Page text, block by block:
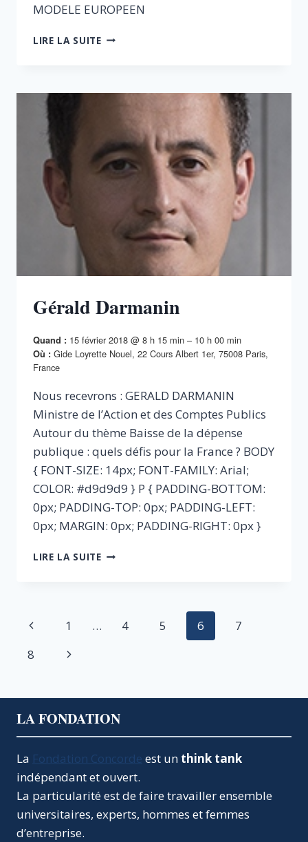
MODELE EUROPEEN
LIRE LA SUITECHRISTIAN
Gérald Darmanin
Quand : 15 février 2018 @ 8 h 15 min – 10 h 00 min
Où : Gide Loyrette Nouel, 22 Cours Albert 1er, 75008 Paris,
France
Nous recevrons : GERALD DARMANIN
Ministre de l’Action et des Comptes Publics
Autour du thème Baisse de la dépense
publique : quels défis pour la France ? BODY
{ FONT-SIZE: 14px; FONT-FAMILY: Arial;
COLOR: #d9d9d9 } P { PADDING-BOTTOM:
0px; PADDING-TOP: 0px; PADDING-LEFT:
0px; MARGIN: 0px; PADDING-RIGHT: 0px }
LIRE LA SUITEGÉRALD
Navigation
de
Page
précédente
1 … 4 5 6
7
8
Page
LA FONDATION
La Fondation Concorde est un think tank
indépendant et ouvert.
La particularité est de faire travailler ensemble
universitaires, experts, hommes et femmes
d’entreprise.